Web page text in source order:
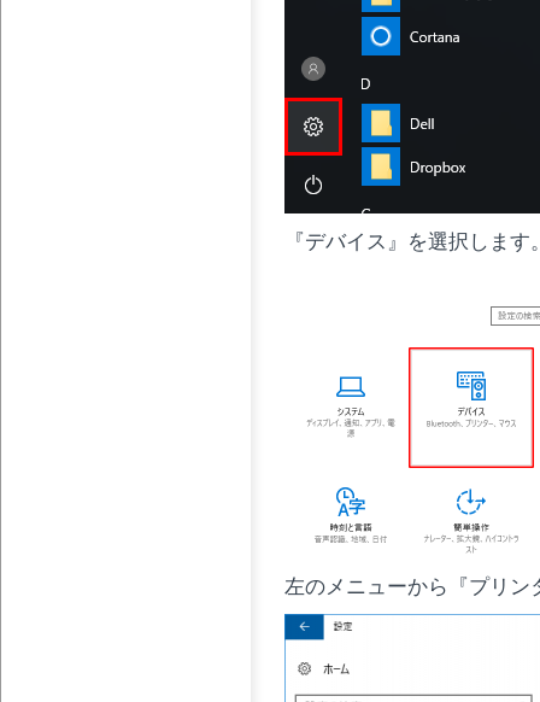
『デバイス』を選択します
左のメニューから『プリ